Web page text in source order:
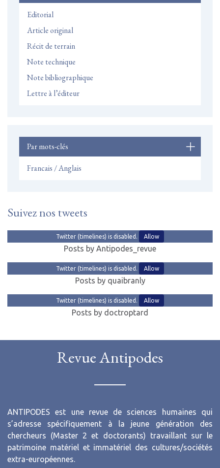
Editorial
Article original
Récit de terrain
Note technique
Note bibliographique
Lettre à l’éditeur
Par mots-clés
Francais / Anglais
Suivez nos tweets
Twitter (timelines) is disabled. Allow
Posts by Antipodes_revue
Twitter (timelines) is disabled. Allow
Posts by quaibranly
Twitter (timelines) is disabled. Allow
Posts by doctroptard
Revue Antipodes
ANTIPODES est une revue de sciences humaines qui
s’adresse spécifiquement à la jeune génération des
chercheurs (Master 2 et doctorants) travaillant sur le
patrimoine matériel et immatériel des cultures/sociétés
extra-européennes.